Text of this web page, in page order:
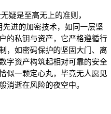
疑是至高无上的准则，
先进的加密技术，如同一层坚
的私钥与资产，它严格遵循行
，如密码保护的坚固大门、离
字资产构筑起相对可靠的安全
似一颗定心丸，毕竟无人愿见
消逝在风险的夜空中。